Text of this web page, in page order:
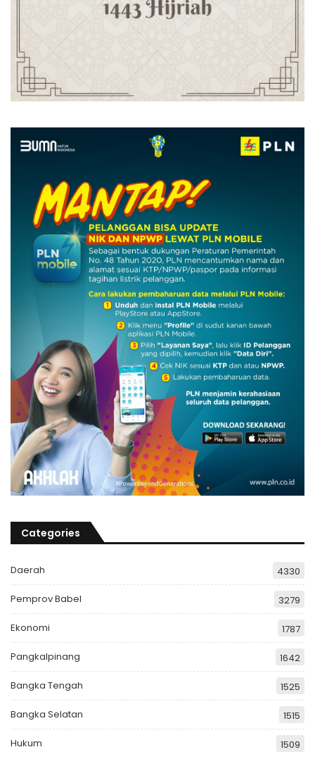
Categories
Daerah 4330
Pemprov Babel 3279
Ekonomi 1787
Pangkalpinang 1642
Bangka Tengah 1525
Bangka Selatan 1515
Hukum 1509